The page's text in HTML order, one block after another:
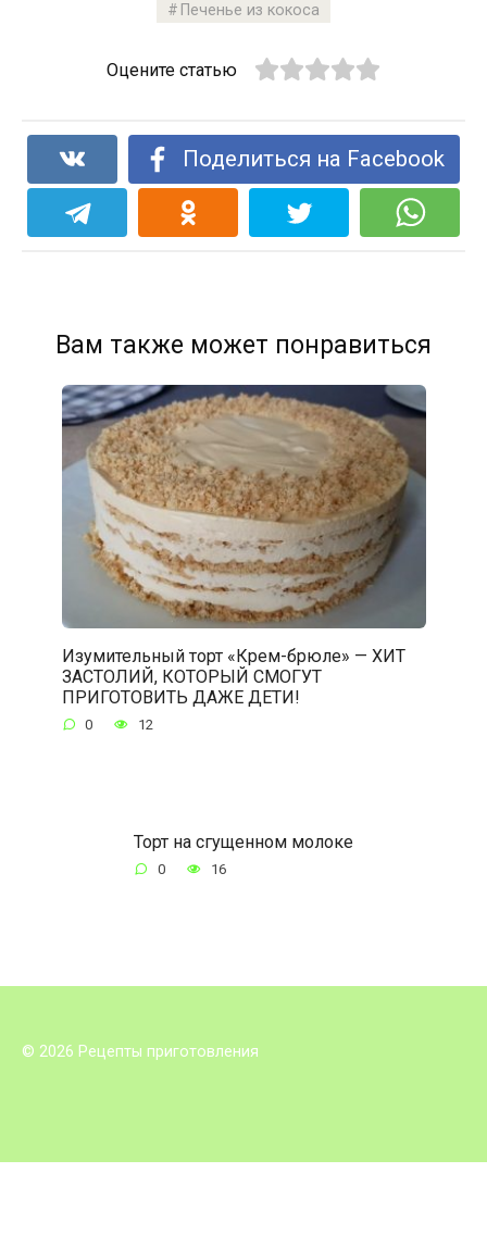
Печенье из кокоса
Оцените статью
Поделиться на Facebook
Вам также может понравиться
Изумительный торт «Крем-брюле» — ХИТ
ЗАСТОЛИЙ, КОТОРЫЙ СМОГУТ
ПРИГОТОВИТЬ ДАЖЕ ДЕТИ!
0 12
Торт на сгущенном молоке
0 16
© 2026 Рецепты приготовления